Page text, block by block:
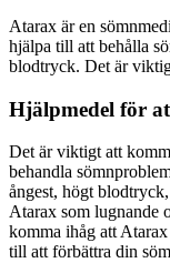
Atarax är en
hjälpa till att behålla
blodtryck. Det är
Hjälpmedel för
Det är viktigt att
behandla
ångest, högt
Atarax som lugnande
komma ihåg att
till att förbättra din